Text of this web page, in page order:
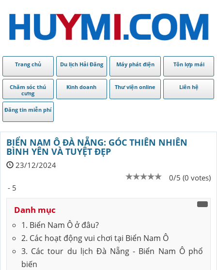
Trang chủ Du lịch Hải Đăng Máy phát điện Tôn lợp mái
Chăm sóc thú
cưng
Kinh doanh Thư viện online Liên hệ
Đăng tin miễn phí
BIỂN NAM Ô ĐÀ NẴNG: GÓC THIÊN NHIÊN
BÌNH YÊN VÀ TUYỆT ĐẸP
23/12/2024
0/5 (0 votes)
- 5
Danh mục
1. Biển Nam Ô ở đâu?
2. Các hoạt động vui chơi tại Biển Nam Ô
3. Các tour du lịch Đà Nẵng - Biển Nam Ô phổ
biến